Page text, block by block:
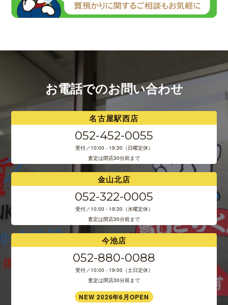
お電話でのお問い合わせ
名古屋駅西店
052-452-0055
受付／10:00 - 19:30（日曜定休）
査定は閉店30分前まで
金山北店
052-322-0005
受付／10:00 - 19:30（水曜定休）
査定は閉店30分前まで
今池店
052-880-0088
受付／10:00 - 19:00（土日定休）
査定は閉店30分前まで
NEW 2026年6月OPEN